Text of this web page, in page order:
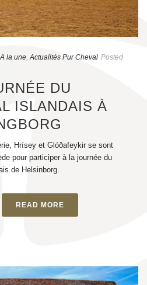
A la une Actualités Pur Cheval Posted
DU
ISLANDAIS À
Hrísey et Glóðafeykir se sont
pour participer à la journée du
de Helsinborg.
READ MORE